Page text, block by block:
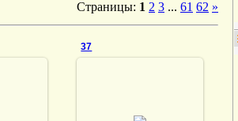
Страницы: 1 2 3 ... 61 62 »
37